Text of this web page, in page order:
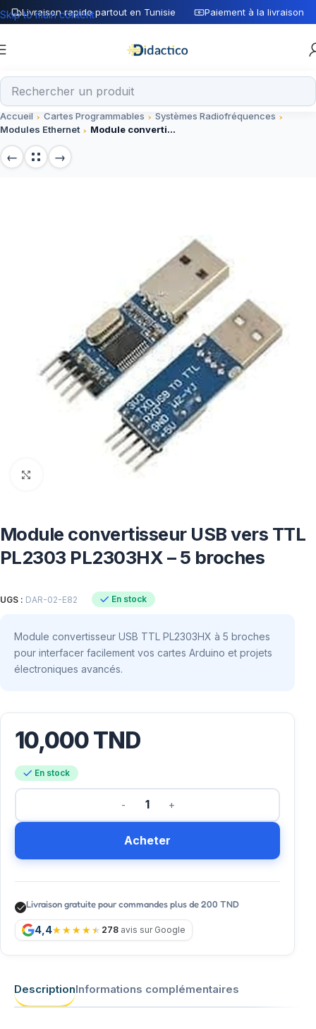
Livraison rapide partout en Tunisie Paiement à la livraison
Skip to main content
Accueil Cartes Programmables
Systèmes Radiofréquences
Modules Ethernet
Module convertisseur USB vers TTL PL2303 PL2303HX – 5 broches
Module convertisseur USB vers TTL
PL2303 PL2303HX – 5 broches
UGS : DAR-02-E82 En stock
Module convertisseur USB TTL PL2303HX à 5 broches
pour interfacer facilement vos cartes Arduino et projets
électroniques avancés.
10,000TND
En stock
Acheter
Livraison gratuite pour commandes plus de 200 TND
4,4 278 avis sur Google
DescriptionInformations complémentaires